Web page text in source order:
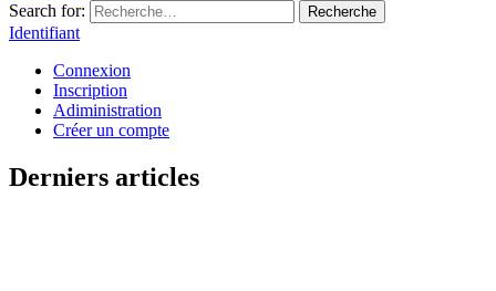
Search for:
Recherche
Identifiant
Connexion
Inscription
Adiministration
Créer un compte
Derniers articles